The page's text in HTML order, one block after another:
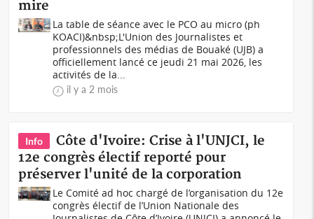
mire
La table de séance avec le PCO au micro (ph
KOACI)&nbsp;L'Union des Journalistes et
professionnels des médias de Bouaké (UJB) a
officiellement lancé ce jeudi 21 mai 2026, les
activités de la...
il y a 2 mois
Info
Côte d'Ivoire: Crise à l'UNJCI, le
12e congrès électif reporté pour
préserver l'unité de la corporation
Le Comité ad hoc chargé de l’organisation du 12e
congrès électif de l’Union Nationale des